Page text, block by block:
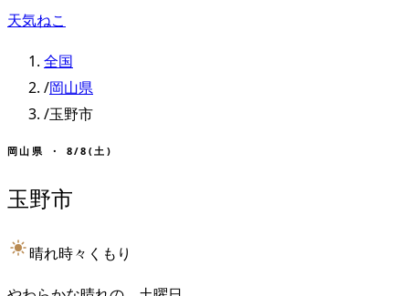
天気ねこ
全国
/岡山県
/玉野市
岡山県 ・ 8/8(土)
玉野市
晴れ時々くもり